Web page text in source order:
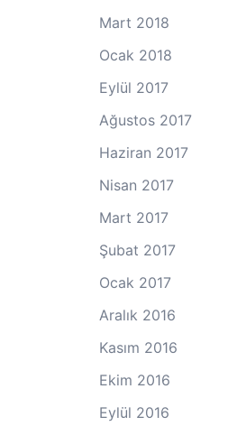
Mart 2018
Ocak 2018
Eylül 2017
Ağustos 2017
Haziran 2017
Nisan 2017
Mart 2017
Şubat 2017
Ocak 2017
Aralık 2016
Kasım 2016
Ekim 2016
Eylül 2016